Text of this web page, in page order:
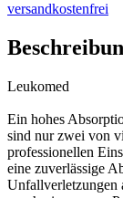
versandkostenfrei
Leukomed
Ein hohes
sind nur zwei von
professionellen
eine zuverlässige
Unfallverletzungen